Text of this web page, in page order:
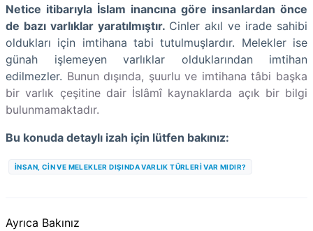
Netice itibarıyla İslam inancına göre insanlardan önce
de bazı varlıklar yaratılmıştır. Cinler akıl ve irade sahibi
oldukları için imtihana tabi tutulmuşlardır. Melekler ise
günah işlemeyen varlıklar olduklarından imtihan
edilmezler. Bunun dışında, şuurlu ve imtihana tâbi başka
bir varlık çeşitine dair İslâmî kaynaklarda açık bir bilgi
bulunmamaktadır.
Bu konuda detaylı izah için lütfen bakınız:
İNSAN, CİN VE MELEKLER DIŞINDA VARLIK TÜRLERİ VAR MIDIR?
Ayrıca Bakınız